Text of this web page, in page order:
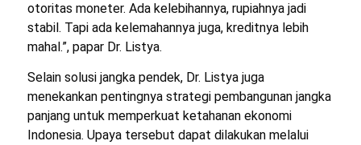
otoritas moneter. Ada kelebihannya, rupiahnya jadi
stabil. Tapi ada kelemahannya juga, kreditnya lebih
mahal.”, papar Dr. Listya.
Selain solusi jangka pendek, Dr. Listya juga
menekankan pentingnya strategi pembangunan jangka
panjang untuk memperkuat ketahanan ekonomi
Indonesia. Upaya tersebut dapat dilakukan melalui